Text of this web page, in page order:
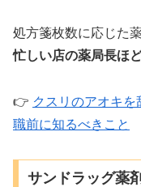
処方箋枚数に応じた
忙しい店の薬局長ほ
👉 クスリのアオキ
職前に知るべきこと
サンドラッグ薬